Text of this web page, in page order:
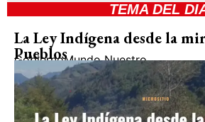
TEMA DEL
La Ley Indígena desde la
Pueblos
GobiernoMundo Nuestro